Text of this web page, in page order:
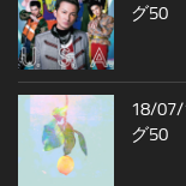
グ50
18/
グ50